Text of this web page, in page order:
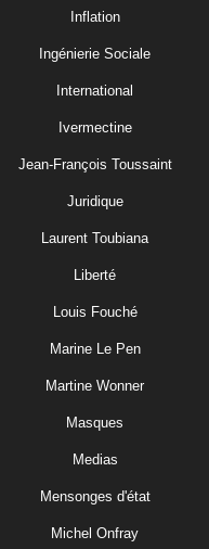
Inflation
Ingénierie Sociale
International
Ivermectine
Jean-François Toussaint
Juridique
Laurent Toubiana
Liberté
Louis Fouché
Marine Le Pen
Martine Wonner
Masques
Medias
Mensonges d'état
Michel Onfray